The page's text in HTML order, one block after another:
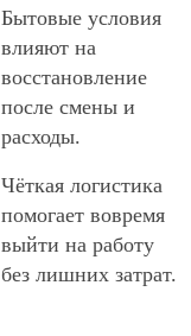
Бытовые условия
влияют на
восстановление
после смены и
расходы.
Чёткая логистика
помогает вовремя
выйти на работу
без лишних затрат.